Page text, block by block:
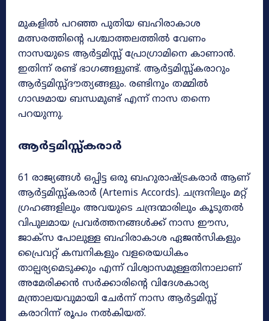
മുകളിൽ പറഞ്ഞ പുതിയ ബഹിരാകാശ
മത്സരത്തിന്റെ പശ്ചാത്തലത്തിൽ വേണം
നാസയുടെ ആർട്ടമിസ്സ് പ്രോഗ്രാമിനെ കാണാൻ.
ഇതിന്ന് രണ്ട് ഭാഗങ്ങളുണ്ട്. ആർട്ടമിസ്സ്കരാറും
ആർട്ടമിസ്സ്ദൗത്യങ്ങളും. രണ്ടിനും തമ്മിൽ
ഗാഢമായ ബന്ധമുണ്ട് എന്ന് നാസ തന്നെ
പറയുന്നു.
ആർട്ടമിസ്സ്കരാർ
61 രാജ്യങ്ങൾ ഒപ്പിട്ട ഒരു ബഹുരാഷ്ട്രകരാർ ആണ്
ആർട്ടമിസ്സ്കരാർ (Artemis Accords). ചന്ദ്രനിലും മറ്റ്
ഗ്രഹങ്ങളിലും അവയുടെ ചന്ദ്രന്മാരിലും കൂടുതൽ
വിപുലമായ പ്രവർത്തനങ്ങൾക്ക് നാസ ഈസ,
ജാക്സ പോലുള്ള ബഹിരാകാശ ഏജൻസികളും
പ്രൈവറ്റ് കമ്പനികളും വളരെയധികം
താല്പര്യമെടുക്കും എന്ന് വിശ്വാസമുള്ളതിനാലാണ്
അമേരിക്കൻ സർക്കാരിന്റെ വിദേശകാര്യ
മന്ത്രാലയവുമായി ചേർന്ന് നാസ ആർട്ടമിസ്സ്
കരാറിന്ന് രൂപം നൽകിയത്.